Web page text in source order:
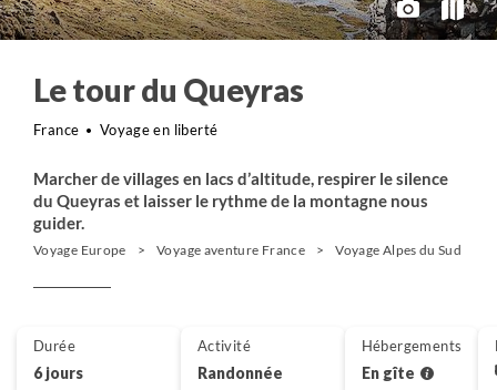
Le tour du Queyras
France Voyage en liberté
Marcher de villages en lacs d’altitude, respirer le silence
du Queyras et laisser le rythme de la montagne nous
guider.
Voyage Europe Voyage aventure France Voyage Alpes du Sud
Durée
6 jours
Activité
Randonnée
Hébergements
En gîte